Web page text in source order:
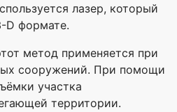
лазер, который
D формате.
метод применяется при
сооружений. При помощи
участка
территории.